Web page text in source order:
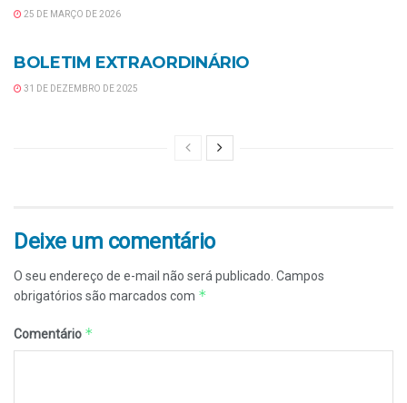
25 DE MARÇO DE 2026
BOLETIM EXTRAORDINÁRIO
31 DE DEZEMBRO DE 2025
Deixe um comentário
O seu endereço de e-mail não será publicado. Campos
obrigatórios são marcados com *
Comentário *